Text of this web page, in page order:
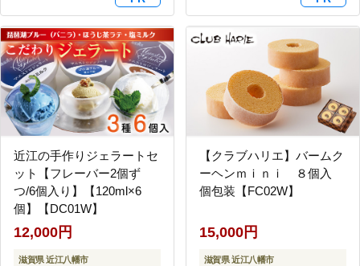
室戸市 送料無料 rk018
近江の手作りジェラートセ
ット【フレーバー2個ず
つ/6個入り】【120ml×6
個】【DC01W】
12,000円
滋賀県 近江八幡市
【クラブハリエ】バームク
ーヘンｍｉｎｉ ８個入
個包装【FC02W】
15,000円
滋賀県 近江八幡市